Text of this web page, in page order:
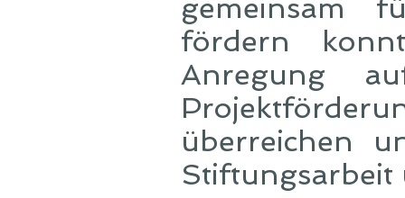
gemeinsam
fördern
Anregung
überreichen
Stiftungsarbeit